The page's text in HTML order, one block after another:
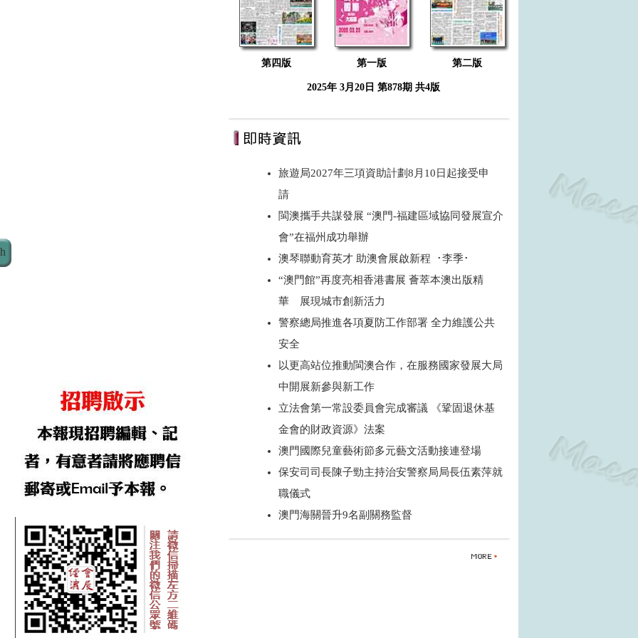
第四版 第一版 第二版
2025年 3月20日 第878期 共4版
旅遊局2027年三項資助計劃8月10日起接受申
請
閩澳攜手共謀發展 “澳門-福建區域協同發展宣介
會”在福州成功舉辦
澳琴聯動育英才 助澳會展啟新程 ･李季･
“澳門館”再度亮相香港書展 薈萃本澳出版精
華 展現城市創新活力
警察總局推進各項夏防工作部署 全力維護公共
安全
以更高站位推動閩澳合作，在服務國家發展大局
中開展新參與新工作
立法會第一常設委員會完成審議 《鞏固退休基
金會的財政資源》法案
澳門國際兒童藝術節多元藝文活動接連登場
保安司司長陳子勁主持治安警察局局長伍素萍就
職儀式
澳門海關晉升9名副關務監督